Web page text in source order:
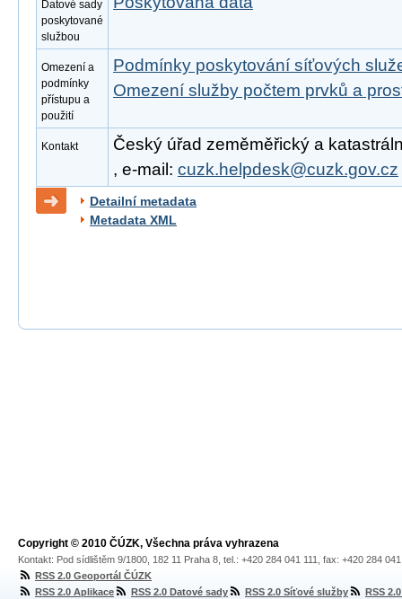
Datové sady
poskytované
službou
Omezení a
podmínky
přístupu a
použití
Podmínky poskytování síťových
Omezení služby počtem prvků a
Kontakt
Český úřad zeměměřický a
, e-mail: cuzk.helpdesk@cuzk.gov.cz
Detailní metadata
Metadata XML
Copyright © 2010 ČÚZK, Všechna práva vyhrazena
Kontakt: Pod sídlištěm 9/1800, 182 11 Praha 8, tel.: +420 284 041 111, fax: +420 284
RSS 2.0 Geoportál ČÚZK
RSS 2.0 Aplikace
RSS 2.0 Datové sady RSS 2.0 Síťové služby RSS